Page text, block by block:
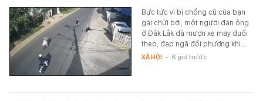
Bực tức vì bị chồng cũ của bạn
gái chửi bới, một người đàn ông
ở Đắk Lắk đã mượn xe máy đuổi
theo, đạp ngã đối phương khi…
XÃ HỘI - 6 giờ trước